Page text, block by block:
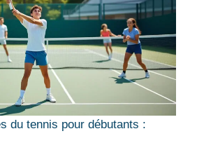
du tennis pour débutants :